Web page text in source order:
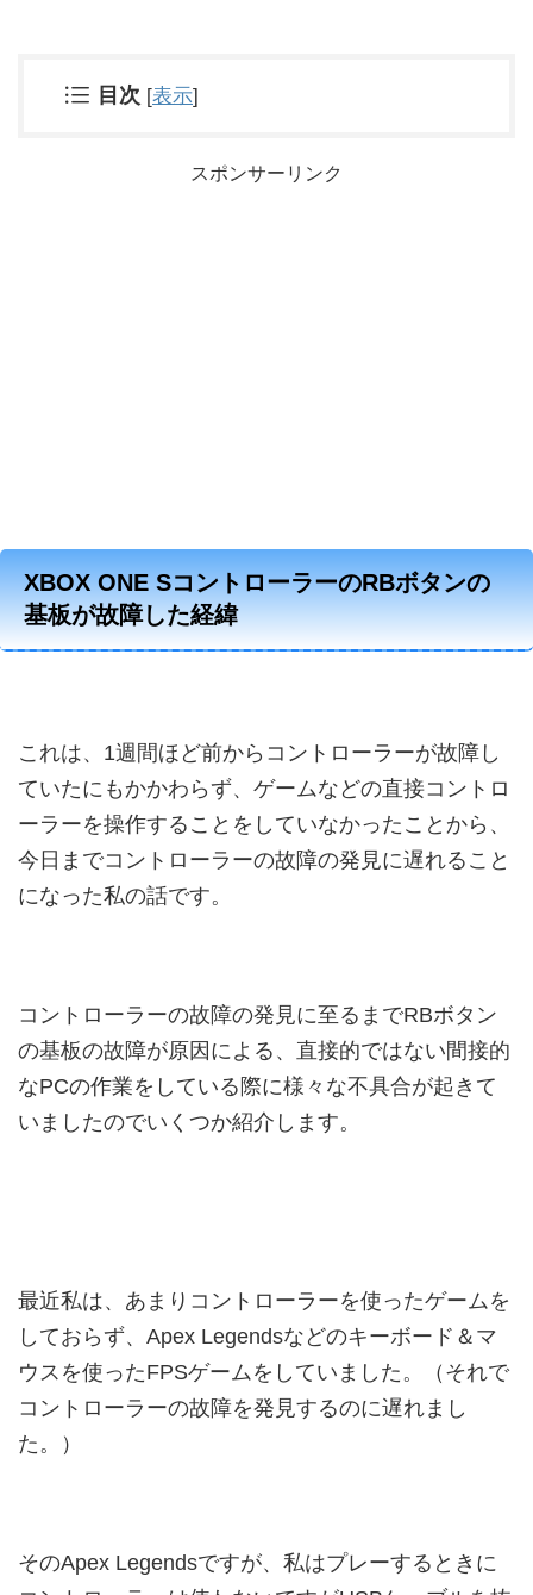
目次 [表示]
スポンサーリンク
XBOX ONE SコントローラーのRBボタンの
基板が故障した経緯
これは、1週間ほど前からコントローラーが故障し
ていたにもかかわらず、ゲームなどの直接コントロ
ーラーを操作することをしていなかったことから、
今日までコントローラーの故障の発見に遅れること
になった私の話です。
コントローラーの故障の発見に至るまでRBボタン
の基板の故障が原因による、直接的ではない間接的
なPCの作業をしている際に様々な不具合が起きて
いましたのでいくつか紹介します。
最近私は、あまりコントローラーを使ったゲームを
しておらず、Apex Legendsなどのキーボード＆マ
ウスを使ったFPSゲームをしていました。（それで
コントローラーの故障を発見するのに遅れまし
た。）
そのApex Legendsですが、私はプレーするときに